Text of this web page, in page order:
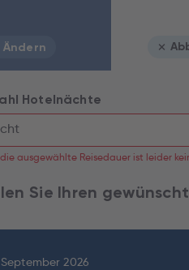
Ändern
Hotelnächte
die ausgewählte Reisedauer ist leider
Sie Ihren
September 2026